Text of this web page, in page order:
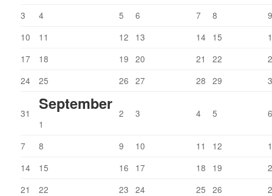
3 4 5 6 7 8
10
11 12 13 14 15
17
18 19 20 21 22
24
25 26 27 28 29
31 September
1
2 3 4 5
7 8 9 10 11 12
14
15 16 17 18 19
21
22 23 24 25 26